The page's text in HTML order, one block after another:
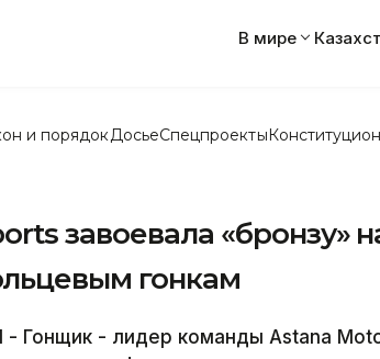
В мире
и порядок ДосьеСпецпроекты
завоевала «бронзу»
гонкам
- лидер команды Astana